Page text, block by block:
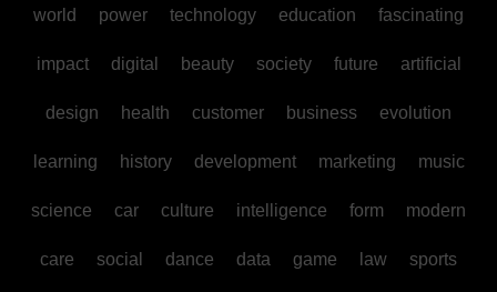
world power technology education fascinating
impact digital beauty society future artificial
design health customer business evolution
learning history development marketing music
science car culture intelligence form modern
care social dance data game law sports